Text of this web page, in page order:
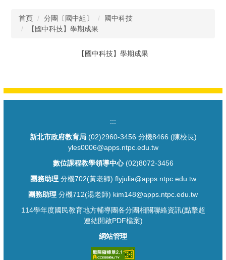
首頁 分團〔國中組〕
國中科技
【國中科技】學期成果
【國中科技】學期成果
:::
新北市政府教育局(02)2960-3456 分機8466 (陳校長)
yles0006@apps.ntpc.edu.tw
數位課程教學領導中心(02)8072-3456
團務助理分機702(黃老師) flyjulia@apps.ntpc.edu.tw
團務助理 分機712(湯老師) kim148@apps.ntpc.edu.tw
114學年度國民教育地方輔導團各分團相關聯絡資訊(點擊超
連結開啟PDF檔案)
網站管理